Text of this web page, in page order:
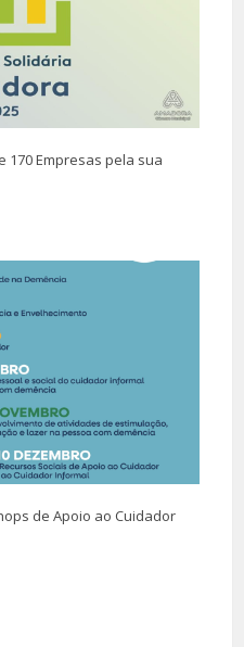
170 Empresas pela sua
de Apoio ao Cuidador